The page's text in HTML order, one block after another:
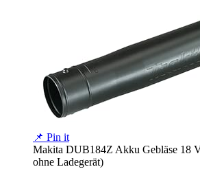
📌 Pin it
Makita DUB184Z Akku Gebläse 18
ohne Ladegerät)